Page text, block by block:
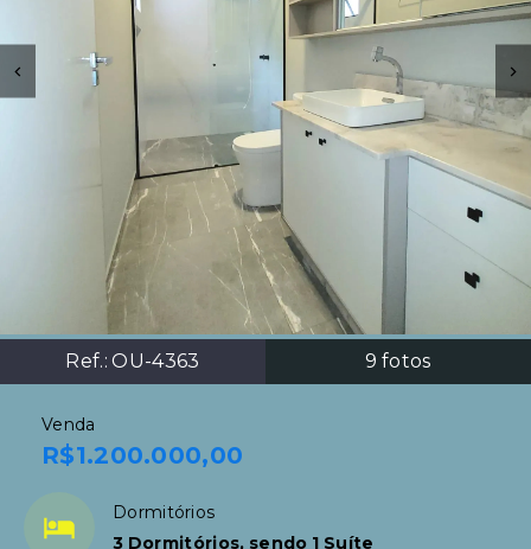
Ref.:OU-4363 9 fotos
Venda
R$1.200.000,00
Dormitórios
3 Dormitórios, sendo 1 Suíte